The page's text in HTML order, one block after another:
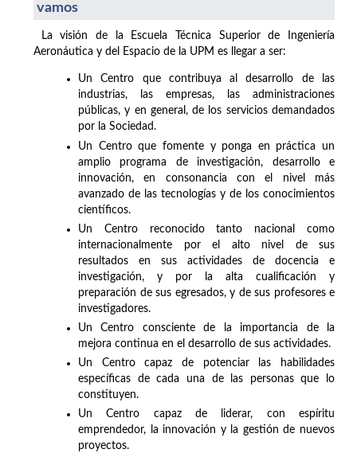
vamos
La visión de la Escuela Técnica Superior de Ingeniería
Aeronáutica y del Espacio de la UPM es llegar a ser:
Un Centro que contribuya al desarrollo de las
industrias, las empresas, las administraciones
públicas, y en general, de los servicios demandados
por la Sociedad.
Un Centro que fomente y ponga en práctica un
amplio programa de investigación, desarrollo e
innovación, en consonancia con el nivel más
avanzado de las tecnologías y de los conocimientos
científicos.
Un Centro reconocido tanto nacional como
internacionalmente por el alto nivel de sus
resultados en sus actividades de docencia e
investigación, y por la alta cualificación y
preparación de sus egresados, y de sus profesores e
investigadores.
Un Centro consciente de la importancia de la
mejora continua en el desarrollo de sus actividades.
Un Centro capaz de potenciar las habilidades
específicas de cada una de las personas que lo
constituyen.
Un Centro capaz de liderar, con espíritu
emprendedor, la innovación y la gestión de nuevos
proyectos.